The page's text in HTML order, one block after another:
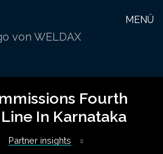
MENÜ
Fourth
In Karnataka
Partner insights